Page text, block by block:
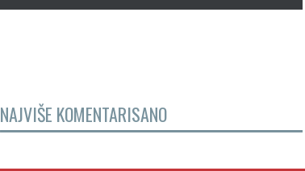
NAJVIŠE KOMENTARISANO